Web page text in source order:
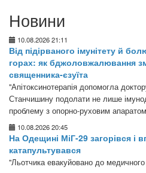
Новини
10.08.2026 21:11
Від підірваного імунітету й
горах: як бджоловжалювання
священника-єзуїта
"Апітоксинотерапія допомогла
Станчишину подолати не лише
проблему з опорно-руховим
10.08.2026 20:45
На Одещині МіГ-29 загорівся і
катапультувався
"Льотчика евакуйовано до